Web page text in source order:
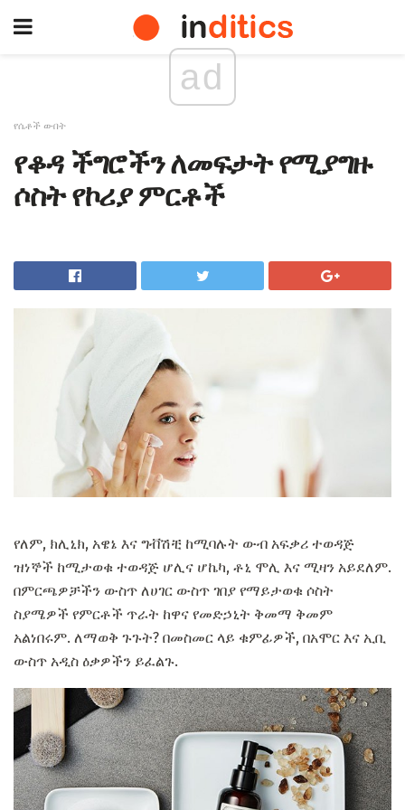
ad
የሴቶች ውበት
የቆዳ ችግሮችን ለመፍታት የሚያግዙ
ሶስት የኮሪያ ምርቶች
የለም, ክሊኒክ, አዌኔ እና ግቭሽቺ ከሚባሉት ውብ አፍቃሪ ተወዳጅ
ዝነኞች ከሚታወቁ ተወዳጅ ሆሊና ሆኬካ, ቶኒ ሞሊ እና ሚዛን አይደለም.
በምርጫዎቻችን ውስጥ ለሀገር ውስጥ ገበያ የማይታወቁ ሶስት
ስያሜዎች የምርቶች ጥራት ከዋና የመድኃኒት ቅመማ ቅመም
አልነበሩም. ለማወቅ ጉጉት? በመስመር ላይ ቁምፊዎች, በአሞር እና ኢቢ
ውስጥ አዲስ ዕቃዎችን ይፈልጉ.